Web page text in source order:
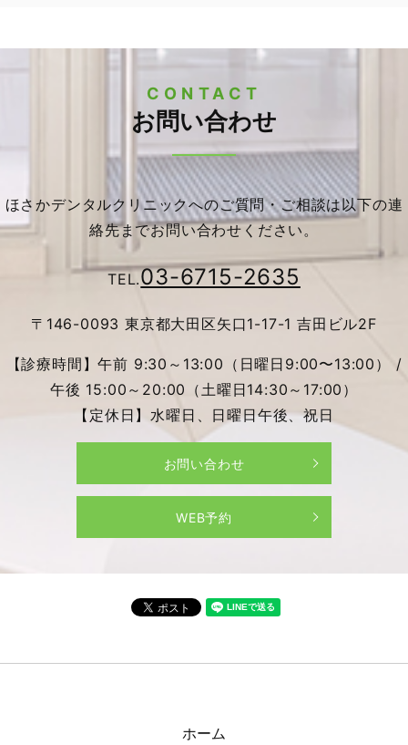
CONTACT
お問い合わせ
ほさかデンタルクリニックへのご質問・ご相談は以下の連
絡先までお問い合わせください。
TEL.03-6715-2635
〒146-0093 東京都大田区矢口1-17-1 吉田ビル2F
【診療時間】午前 9:30～13:00（日曜日9:00〜13:00） /
午後 15:00～20:00（土曜日14:30～17:00）
【定休日】水曜日、日曜日午後、祝日
お問い合わせ
WEB予約
ホーム